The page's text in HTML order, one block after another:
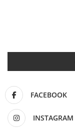
FACEBOOK
INSTAGRAM